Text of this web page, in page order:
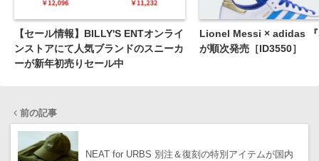
【セール情報】BILLY'S ENTオンライ
ンストアにて人気ブランドのスニーカ
ーが新年初売りセール中
Lionel Messi × adidas
が順次発売［ID3550］
前の記事
NEAT for URBS 別注＆復刻の特別アイテムが国内